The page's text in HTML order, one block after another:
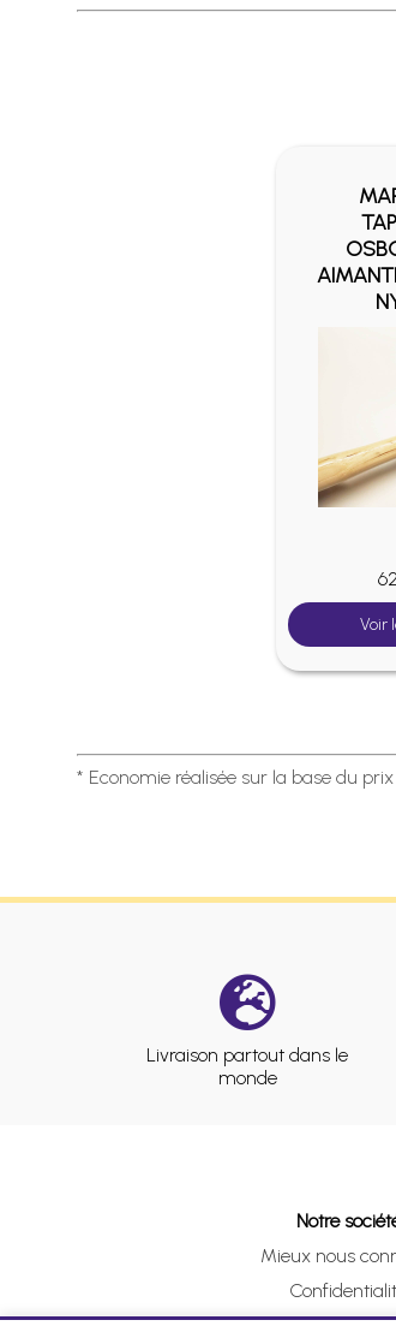
Voir
* Economie réalisée sur la base du
Livraison partout dans le
monde
Notre
Mieux nous